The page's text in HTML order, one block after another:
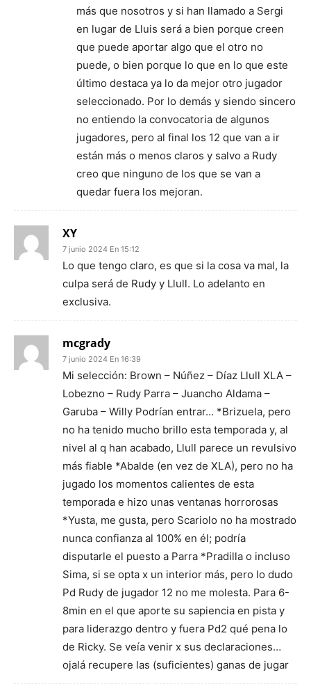
más que nosotros y si han llamado a Sergi
en lugar de Lluis será a bien porque creen
que puede aportar algo que el otro no
puede, o bien porque lo que en lo que este
último destaca ya lo da mejor otro jugador
seleccionado. Por lo demás y siendo sincero
no entiendo la convocatoria de algunos
jugadores, pero al final los 12 que van a ir
están más o menos claros y salvo a Rudy
creo que ninguno de los que se van a
quedar fuera los mejoran.
XY
7 junio 2024 En 15:12
Lo que tengo claro, es que si la cosa va mal, la
culpa será de Rudy y Llull. Lo adelanto en
exclusiva.
mcgrady
7 junio 2024 En 16:39
Mi selección: Brown – Núñez – Díaz Llull XLA –
Lobezno – Rudy Parra – Juancho Aldama –
Garuba – Willy Podrían entrar… *Brizuela, pero
no ha tenido mucho brillo esta temporada y, al
nivel al q han acabado, Llull parece un revulsivo
más fiable *Abalde (en vez de XLA), pero no ha
jugado los momentos calientes de esta
temporada e hizo unas ventanas horrorosas
*Yusta, me gusta, pero Scariolo no ha mostrado
nunca confianza al 100% en él; podría
disputarle el puesto a Parra *Pradilla o incluso
Sima, si se opta x un interior más, pero lo dudo
Pd Rudy de jugador 12 no me molesta. Para 6-
8min en el que aporte su sapiencia en pista y
para liderazgo dentro y fuera Pd2 qué pena lo
de Ricky. Se veía venir x sus declaraciones…
ojalá recupere las (suficientes) ganas de jugar